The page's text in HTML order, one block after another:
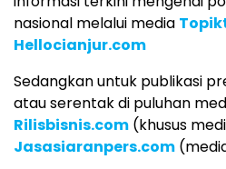
nasional melalui media
Hellocianjur.com
Sedangkan untuk publikasi
atau serentak di puluhan
Rilisbisnis.com (khusus
Jasasiaranpers.com